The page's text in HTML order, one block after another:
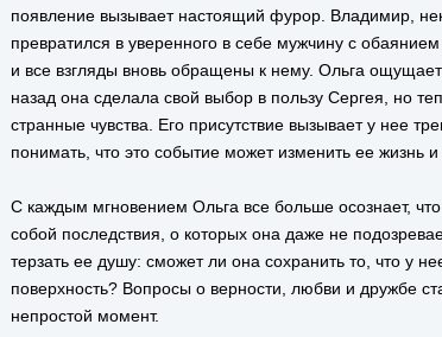
появление вызывает настоящий фурор. Владимир,
превратился в уверенного в себе мужчину с
и все взгляды вновь обращены к нему. Ольга
назад она сделала свой выбор в пользу Сергея, но
странные чувства. Его присутствие вызывает у нее
понимать, что это событие может изменить ее жизнь
С каждым мгновением Ольга все больше осознает,
собой последствия, о которых она даже не
терзать ее душу: сможет ли она сохранить то, что у
поверхность? Вопросы о верности, любви и дружбе
непростой момент.